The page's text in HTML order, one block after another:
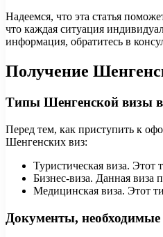
Надеемся, что эта статья
что каждая ситуация
информация, обратитесь в
Получение
Типы Шенгенской визы
Перед тем, как приступить к
Шенгенских виз:
Туристическая виза.
Бизнес-виза. Данная виза
Медицинская виза. Этот
Документы,